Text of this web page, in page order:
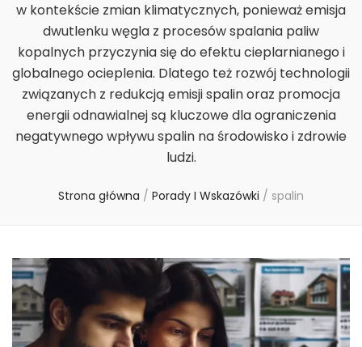
w kontekście zmian klimatycznych, ponieważ emisja
dwutlenku węgla z procesów spalania paliw
kopalnych przyczynia się do efektu cieplarnianego i
globalnego ocieplenia. Dlatego też rozwój technologii
związanych z redukcją emisji spalin oraz promocja
energii odnawialnej są kluczowe dla ograniczenia
negatywnego wpływu spalin na środowisko i zdrowie
ludzi.
Strona główna / Porady I Wskazówki / spalin